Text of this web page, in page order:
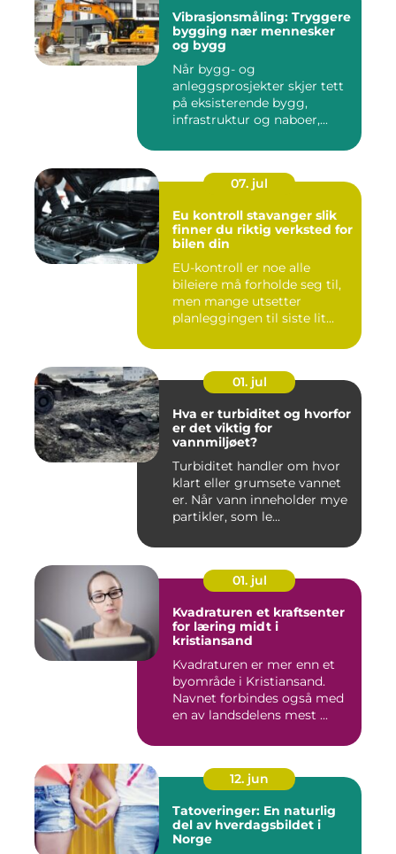
Vibrasjonsmåling: Tryggere
bygging nær mennesker
og bygg
Når bygg- og
anleggsprosjekter skjer tett
på eksisterende bygg,
infrastruktur og naboer,...
07. jul
Eu kontroll stavanger slik
finner du riktig verksted for
bilen din
EU-kontroll er noe alle
bileiere må forholde seg til,
men mange utsetter
planleggingen til siste lit...
01. jul
Hva er turbiditet og hvorfor
er det viktig for
vannmiljøet?
Turbiditet handler om hvor
klart eller grumsete vannet
er. Når vann inneholder mye
partikler, som le...
01. jul
Kvadraturen et kraftsenter
for læring midt i
kristiansand
Kvadraturen er mer enn et
byområde i Kristiansand.
Navnet forbindes også med
en av landsdelens mest ...
12. jun
Tatoveringer: En naturlig
del av hverdagsbildet i
Norge